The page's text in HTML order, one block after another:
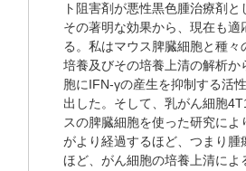
ト阻害剤が悪性黒色腫治療剤と
その著明な効果から、現在も適
る。私はマウス脾臓細胞と種々
培養及びその培養上清の解析か
胞にIFN-γの産生を抑制する活
出した。そして、乳がん細胞
スの脾臓細胞を使った研究によ
がより経過するほど、つまり腫
ほど、がん細胞の培養上清によ